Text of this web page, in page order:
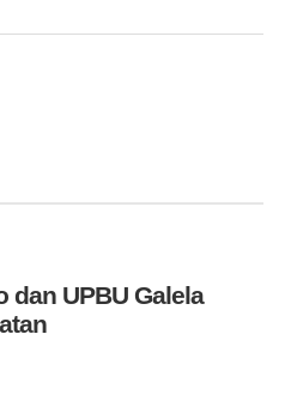
dan UPBU Galela